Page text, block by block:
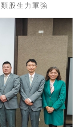
股生力軍強